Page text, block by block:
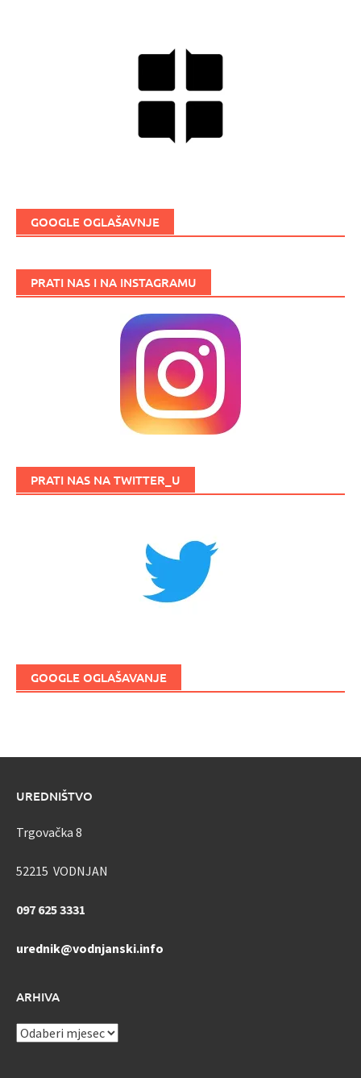
GOOGLE OGLAŠAVNJE
PRATI NAS I NA INSTAGRAMU
PRATI NAS NA TWITTER_U
GOOGLE OGLAŠAVANJE
UREDNIŠTVO
Trgovačka 8
52215 VODNJAN
097 625 3331
urednik@vodnjanski.info
ARHIVA
ARHIVA